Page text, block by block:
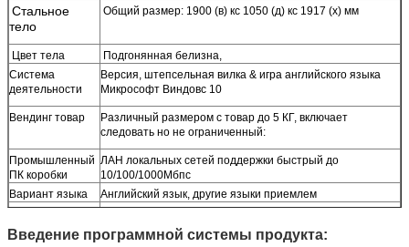
Стальное
тело
Общий размер: 1900 (в) кс 1050 (д) кс 1917 (х) мм
Цвет тела
Подгонянная белизна,
Система
деятельности
Версия, штепсельная вилка & игра английского языка
Микрософт Виндовс 10
Вендинг товар
Различный размером с товар до 5 КГ, включает
следовать но не ограниченный:
Промышленный
ПК коробки
ЛАН локальных сетей поддержки быстрый до
10/100/1000Мбпс
Вариант языка
Английский язык, другие языки приемлем
канала
Введение программной системы продукта: